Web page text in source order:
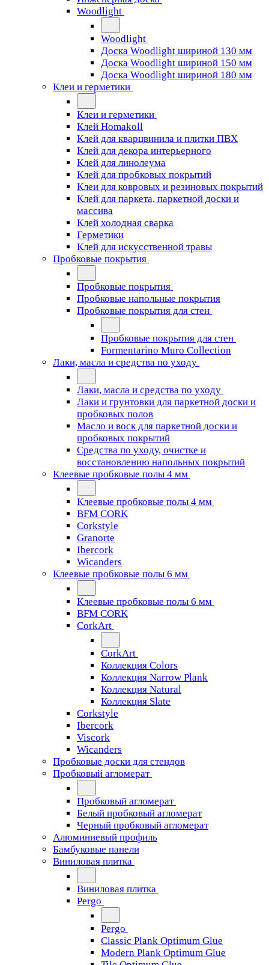
Woodlight
Woodlight
Доска Woodlight шириной 130 мм
Доска Woodlight шириной 150 мм
Доска Woodlight шириной 180 мм
Клеи и герметики
Клеи и герметики
Клей Homakoll
Клей для кварцвинила и плитки ПВХ
Клей для декора интерьерного
Клей для линолеума
Клей для пробковых покрытий
Клеи для ковровых и резиновых покрытий
Клей для паркета, паркетной доски и
массива
Клей холодная сварка
Герметики
Клей для искусственной травы
Пробковые покрытия
Пробковые покрытия
Пробковые напольные покрытия
Пробковые покрытия для стен
Пробковые покрытия для стен
Formentarino Muro Collection
Лаки, масла и средства по уходу
Лаки, масла и средства по уходу
Лаки и грунтовки для паркетной доски и
пробковых полов
Масло и воск для паркетной доски и
пробковых покрытий
Средства по уходу, очистке и
восстановлению напольных покрытий
Клеевые пробковые полы 4 мм
Клеевые пробковые полы 4 мм
BFM CORK
Corkstyle
Granorte
Ibercork
Wicanders
Клеевые пробковые полы 6 мм
Клеевые пробковые полы 6 мм
BFM CORK
CorkArt
CorkArt
Коллекция Colors
Коллекция Narrow Plank
Коллекция Natural
Коллекция Slate
Corkstyle
Ibercork
Viscork
Wicanders
Пробковые доски для стендов
Пробковый агломерат
Пробковый агломерат
Белый пробковый агломерат
Черный пробковый агломерат
Алюминиевый профиль
Бамбуковые панели
Виниловая плитка
Виниловая плитка
Pergo
Pergo
Classic Plank Optimum Glue
Modern Plank Optimum Glue